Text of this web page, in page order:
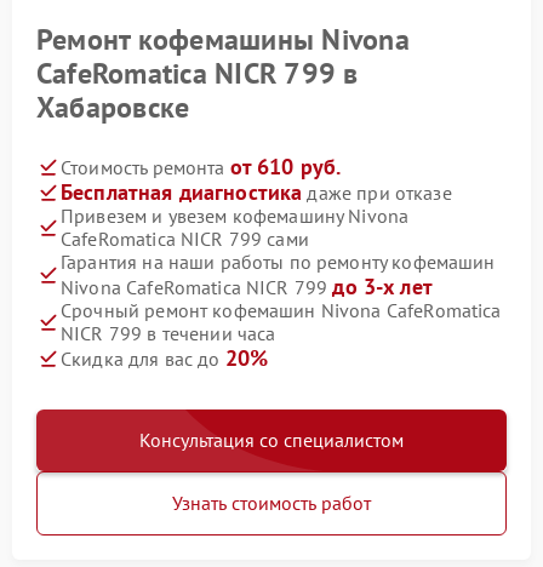
Ремонт кофемашины Nivona
CafeRomatica NICR 799 в
Хабаровске
Стоимость ремонта от 610 руб.
Бесплатная диагностика даже при отказе
Привезем и увезем кофемашину Nivona
CafeRomatica NICR 799 сами
Гарантия на наши работы по ремонту кофемашин
Nivona CafeRomatica NICR 799до 3-х лет
Срочный ремонт кофемашин Nivona CafeRomatica
NICR 799 в течении часа
Скидка для вас до 20%
Консультация со специалистом
Узнать стоимость работ